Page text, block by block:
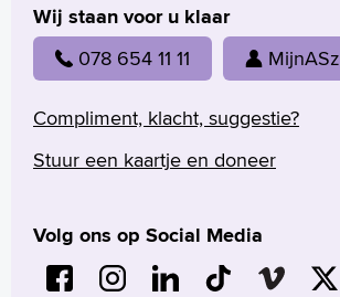
Specialismen
Werken en leren
Medewerkers
Contact
MijnASz
Verwijzers
Wij staan voor u klaar
078 654 11 11 MijnASz
Compliment, klacht, suggestie?
Stuur een kaartje en doneer
Volg ons op Social Media